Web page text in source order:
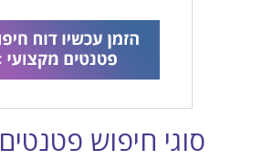
סוגי חיפוש פטנטים